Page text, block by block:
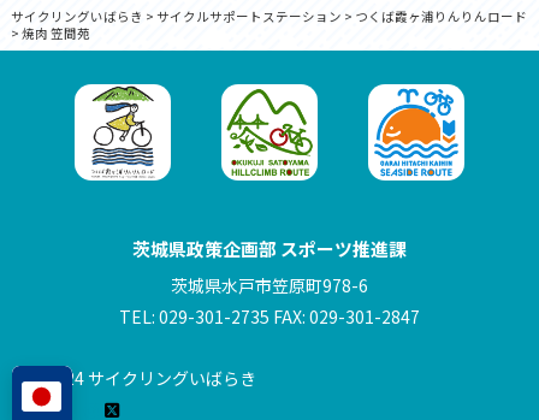
サイクリングいばらき > サイクルサポートステーション > つくば霞ヶ浦りんりんロード
> 焼肉 笠間苑
茨城県政策企画部 スポーツ推進課
茨城県水戸市笠原町978-6
TEL: 029-301-2735 FAX: 029-301-2847
© 2024 サイクリングいばらき